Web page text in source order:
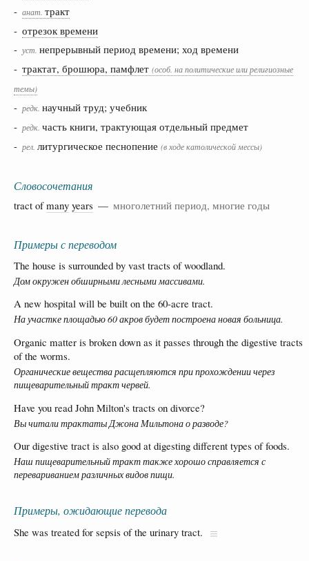
- анат. тракт
- отрезок времени
- уст. непрерывный период времени; ход времени
- трактат, брошюра, памфлет (особ. на политические или религиозные
темы)
- редк. научный труд; учебник
- редк. часть книги, трактующая отдельный предмет
- рел. литургическое песнопение (в ходе католической мессы)
Словосочетания
tract ofmany years — многолетний период, многие годы
Примеры с переводом
The house is surrounded by vast tracts of woodland.
Дом окружен обширными лесными массивами.
A new hospital will be built on the 60-acre tract.
На участке площадью 60 акров будет построена новая больница.
Organic matter is broken down as it passes through the digestive tracts
of the worms.
Органические вещества расщепляются при прохождении через
пищеварительный тракт червей.
Have you read John Milton's tracts on divorce?
Вы читали трактаты Джона Мильтона о разводе?
Our digestive tract is also good at digesting different types of foods.
Наш пищеварительный тракт также хорошо справляется с
перевариванием различных видов пищи.
Примеры, ожидающие перевода
She was treated for sepsis of the urinary tract.